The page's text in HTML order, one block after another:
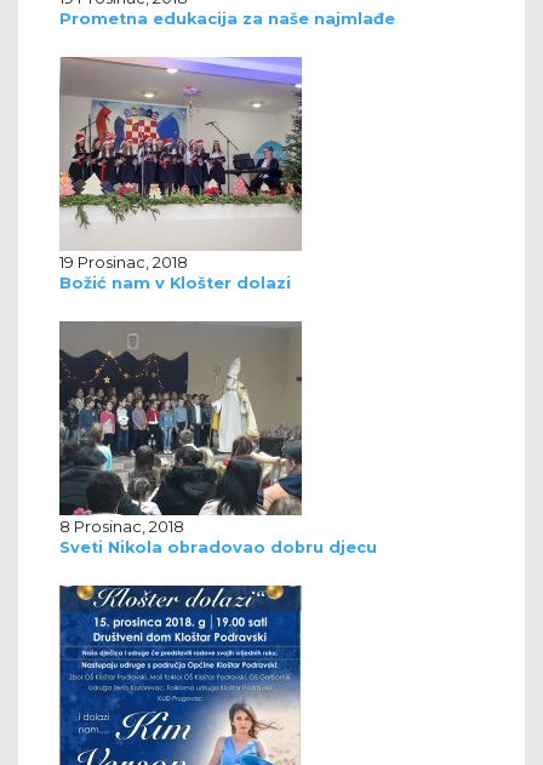
Prometna edukacija za naše najmlađe
19 Prosinac, 2018
Božić nam v Klošter dolazi
8 Prosinac, 2018
Sveti Nikola obradovao dobru djecu